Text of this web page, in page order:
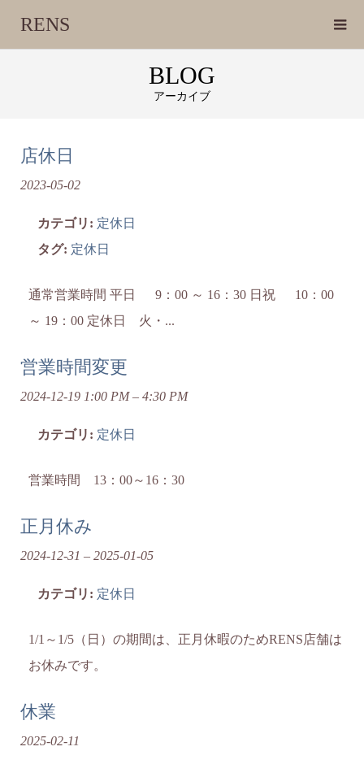
RENS
BLOG
アーカイブ
店休日
2023-05-02
カテゴリ: 定休日
タグ: 定休日
通常営業時間 平日 9：00 ～ 16：30 日祝 10：00
～ 19：00 定休日 火・...
営業時間変更
2024-12-19 1:00 PM– 4:30 PM
カテゴリ: 定休日
営業時間 13：00～16：30
正月休み
2024-12-31 – 2025-01-05
カテゴリ: 定休日
1/1～1/5（日）の期間は、正月休暇のためRENS店舗は
お休みです。
休業
2025-02-11